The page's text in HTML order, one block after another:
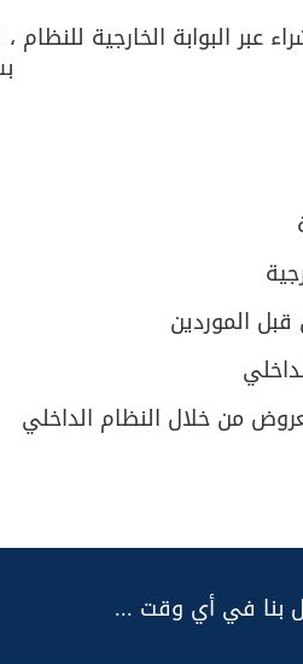
عبر البوابة الخارجية
الموردين
من خلال النظام الداخلي
بنا في أي وقت ...